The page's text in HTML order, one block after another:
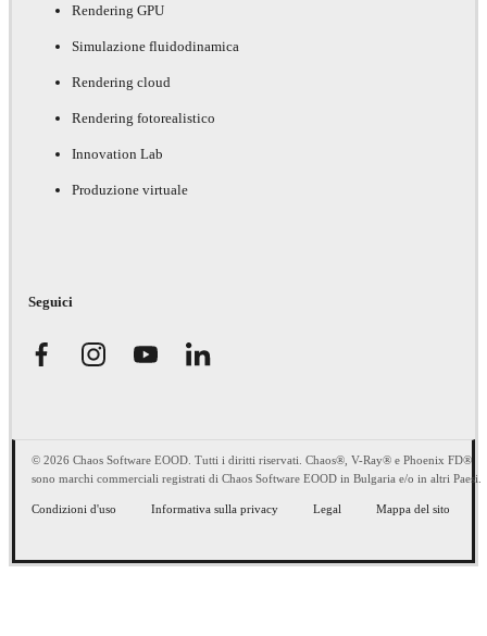
Rendering GPU
Simulazione fluidodinamica
Rendering cloud
Rendering fotorealistico
Innovation Lab
Produzione virtuale
Seguici
© 2026 Chaos Software EOOD. Tutti i diritti riservati. Chaos®, V-Ray® e Phoenix FD®
sono marchi commerciali registrati di Chaos Software EOOD in Bulgaria e/o in altri Paesi.
Condizioni d'uso Informativa sulla privacy Legal Mappa del sito